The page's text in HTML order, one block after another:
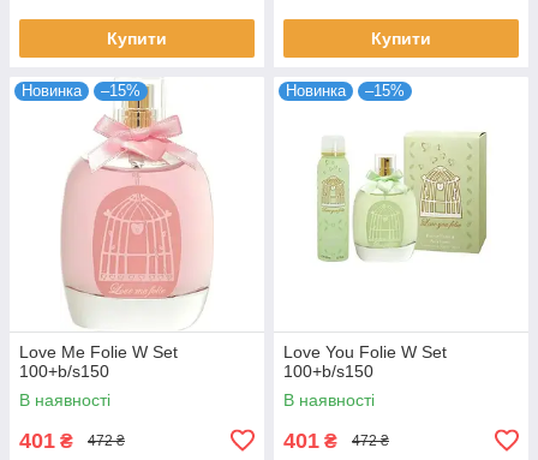
Купити Купити
Новинка –15%
Love Me Folie W Set
100+b/s150
В наявності
401 ₴ 472 ₴
Новинка –15%
Love You Folie W Set
100+b/s150
В наявності
401 ₴ 472 ₴